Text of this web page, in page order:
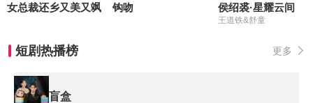
女总裁还乡又美又飒 钩吻 侯绍裘·星耀云间
王道铁&舒童
短剧热播榜 更多
盲盒